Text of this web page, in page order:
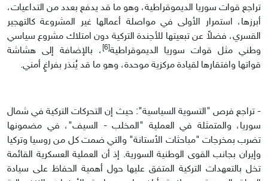
تراجع قوات سوريا الديموقراطية، وهو ما قد يدفع بعدد من التداعيات،
أبرزها، استمرار الأولى في مواصلة أعمالها غير المشروعة كالتهجير
القسري، فضلاً عن تبعيتها للأجندة التركية دون امتلاك مشروع سياسي
وطني مثل قوات سوريا الديموقراطية[6]
، بالإضافة إلى هشاشة
قواتها وافتقارها لقيادة مركزية موحدة، وهو ما قد يُنذر بفراغٍ أمني.
- تراجع فرص "التسوية السياسية": حيث إن التحركات التركية في شمال
سوريا، والمتمثلة في العملية "المخلب - السيف"، في مضمونها
تضرب بمخرجات "مباحثات الأستانة" والتي ضمت كل من روسيا وتركيا
وإيران بجانب القوى الوطنية السورية. إذ أن العملية العسكرية القائمة
تخل بالتعهدات التركية المتفق عليها حول أهمية الحفاظ على سيادة